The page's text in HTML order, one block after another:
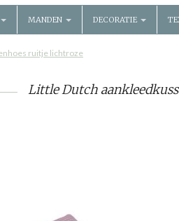
MANDEN DECORATIE
ruitje lichtroze
Little Dutch